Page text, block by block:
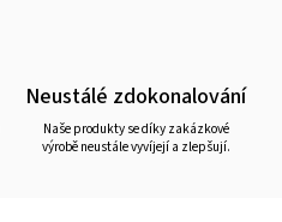
Neustálé zdokonalování
Naše produkty se díky zakázkové
výrobě neustále vyvíjejí a zlepšují.